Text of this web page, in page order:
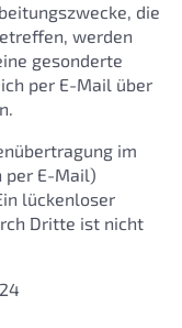
die
werden
gesonderte
per E-Mail über
im
per E-Mail)
lückenloser
Dritte ist nicht